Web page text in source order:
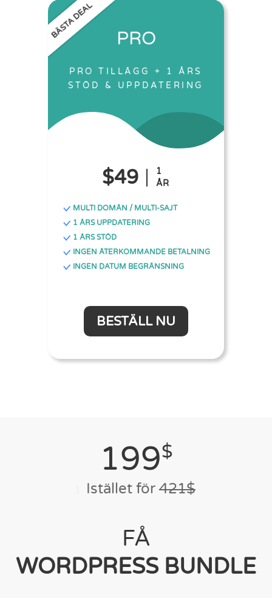
BÄSTA DEAL PRO
PRO TILLÄGG + 1 ÅRS
STÖD & UPPDATERING
$49
1
ÅR
MULTI DOMÄN / MULTI-SAJT
1 ÅRS UPPDATERING
1 ÅRS STÖD
INGEN ÅTERKOMMANDE BETALNING
INGEN DATUM BEGRÄNSNING
BESTÄLL NU
199$
Istället för 421$
FÅ
WORDPRESS BUNDLE